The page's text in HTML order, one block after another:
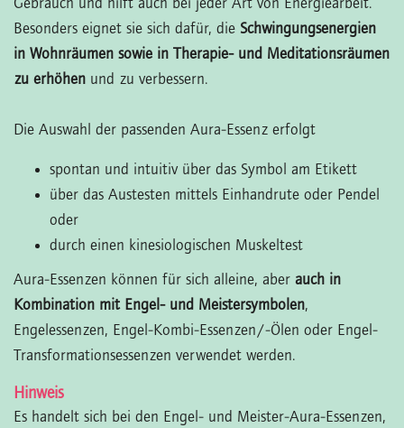
Gebrauch und hilft auch bei jeder Art von Energiearbeit.
Besonders eignet sie sich dafür, die Schwingungsenergien
in Wohnräumen sowie in Therapie- und Meditationsräumen
zu erhöhen und zu verbessern.
Die Auswahl der passenden Aura-Essenz erfolgt
spontan und intuitiv über das Symbol am Etikett
über das Austesten mittels Einhandrute oder Pendel
oder
durch einen kinesiologischen Muskeltest
Aura-Essenzen können für sich alleine, aber auch in
Kombination mit Engel- und Meistersymbolen,
Engelessenzen, Engel-Kombi-Essenzen/-Ölen oder Engel-
Transformationsessenzen verwendet werden.
Hinweis
Es handelt sich bei den Engel- und Meister-Aura-Essenzen,